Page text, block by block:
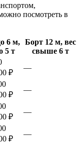
посмотреть в
6 м,
5 т
Борт 12 м, вес
свыше 6 т
₽
—
₽
—
₽
—
₽
—